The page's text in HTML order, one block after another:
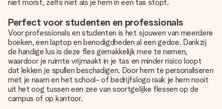
niet morst, zelfs niet als je hem in een tas stopt.
Perfect voor studenten en professionals
Voor professionals en studenten is het sjouwen van meerdere
boeken, een laptop en benodigdheden al een gedoe. Dankzij
de handige lus is deze fles gemakkelijk mee te nemen,
waardoor je ruimte vrijmaakt in je tas en minder risico loopt
dat lekken je spullen beschadigen. Door hem te personaliseren
met je naam en het school- of bedrijfslogo raak je hem nooit
uit het oog tussen een zee van soortgelijke flessen op de
campus of op kantoor.